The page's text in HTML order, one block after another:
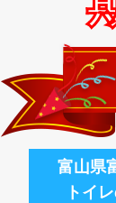
富山県
トイ